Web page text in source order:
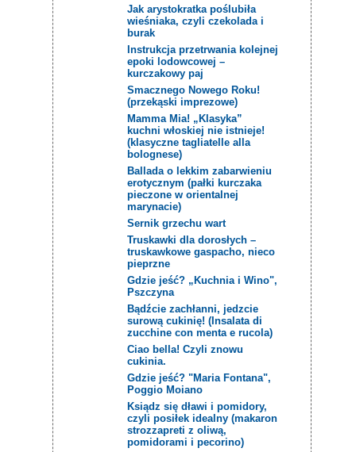
Jak arystokratka poślubiła
wieśniaka, czyli czekolada i
burak
Instrukcja przetrwania kolejnej
epoki lodowcowej –
kurczakowy paj
Smacznego Nowego Roku!
(przekąski imprezowe)
Mamma Mia! „Klasyka”
kuchni włoskiej nie istnieje!
(klasyczne tagliatelle alla
bolognese)
Ballada o lekkim zabarwieniu
erotycznym (pałki kurczaka
pieczone w orientalnej
marynacie)
Sernik grzechu wart
Truskawki dla dorosłych –
truskawkowe gaspacho, nieco
pieprzne
Gdzie jeść? „Kuchnia i Wino",
Pszczyna
Bądźcie zachłanni, jedzcie
surową cukinię! (Insalata di
zucchine con menta e rucola)
Ciao bella! Czyli znowu
cukinia.
Gdzie jeść? "Maria Fontana",
Poggio Moiano
Ksiądz się dławi i pomidory,
czyli posiłek idealny (makaron
strozzapreti z oliwą,
pomidorami i pecorino)